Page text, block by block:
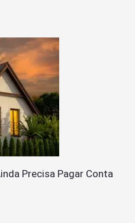
Precisa Pagar Conta